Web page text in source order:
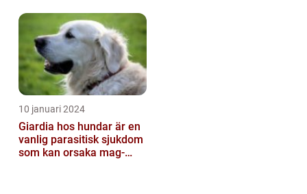
10 januari 2024
Giardia hos hundar är en
vanlig parasitisk sjukdom
som kan orsaka mag-